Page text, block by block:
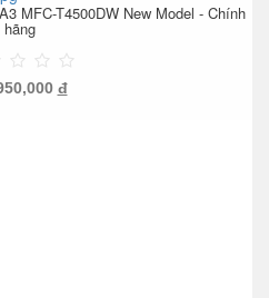
MFC-T4500DW New Model - Chính
hãng
đ